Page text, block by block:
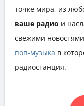
точке мира, из
ваше радио и
свежими
поп-музыка в
радиостанция.